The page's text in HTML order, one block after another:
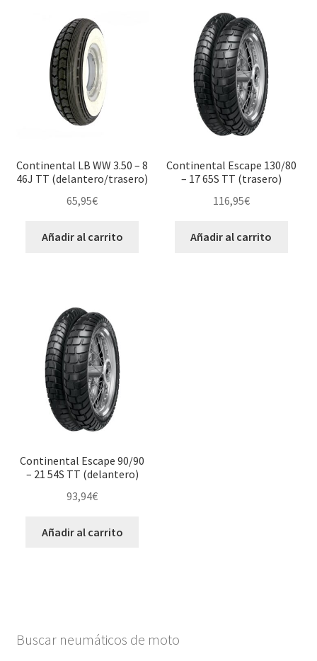
Continental LB WW 3.50 – 8
46J TT (delantero/trasero)
65,95€
Añadir al carrito
Continental Escape 130/80
– 17 65S TT (trasero)
116,95€
Añadir al carrito
Continental Escape 90/90
– 21 54S TT (delantero)
93,94€
Añadir al carrito
Buscar neumáticos de moto